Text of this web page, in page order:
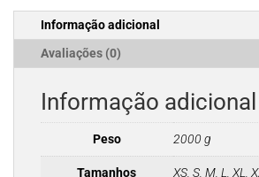
Peles
ReportInformação adicional
Avaliações (0)
Informação adicional
Peso 2000 g
Tamanhos XS, S, M, L, XL,